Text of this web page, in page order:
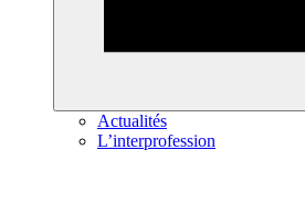
Actualités
L’interprofession